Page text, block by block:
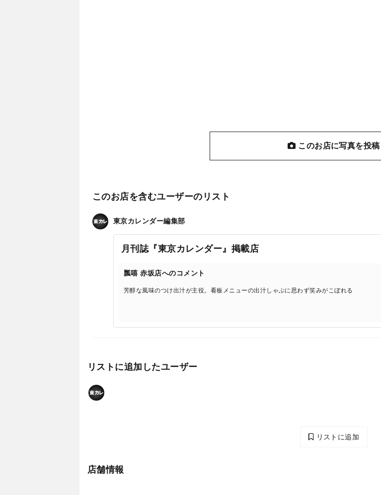
このお店に写真を投稿
このお店を含むユーザーのリスト
東京カレンダー編集部
月刊誌『東京カレンダー』掲載店
瓢嘻 赤坂店へのコメント
芳醇な風味のつけ出汁が主役。看板メニューの出汁しゃぶに思わず笑みがこぼれる
リストに追加したユーザー
リストに追加
店舗情報